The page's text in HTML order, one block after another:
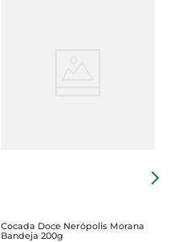
Cocada Doce Nerópolis Morana
Bandeja 200g